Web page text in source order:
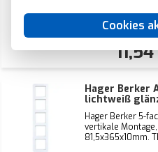
Cookies
11,54
Hager Berker
lichtweiß
Hager Berker 5-
vertikale
81,5x365x10mm.